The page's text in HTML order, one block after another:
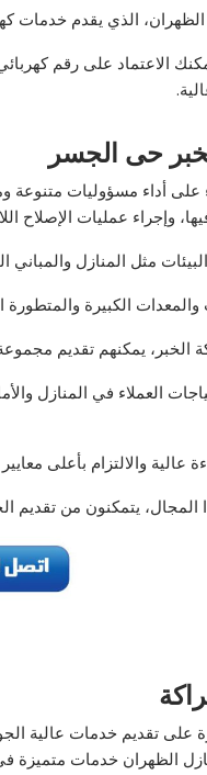
الذي يقدم خدمات
الاعتماد على رقم كهربائي
حى الجسر
أداء مسؤوليات متنوعة
وإجراء عمليات الإصلاح
مثل المنازل والمباني
والمعدات الكبيرة
الخبر، يمكنهم تقديم
العملاء في المنازل
عالية والالتزام بأعلى
يتمكنون من تقديم
على تقديم خدمات عالية
الظهران خدمات متميزة